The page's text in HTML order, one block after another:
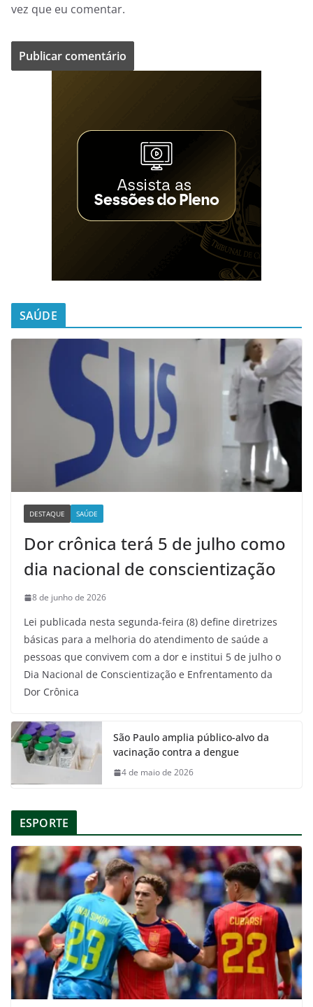
vez que eu comentar.
SAÚDE
DESTAQUE SAÚDE
Dor crônica terá 5 de julho como
dia nacional de conscientização
8 de junho de 2026
Lei publicada nesta segunda-feira (8) define diretrizes
básicas para a melhoria do atendimento de saúde a
pessoas que convivem com a dor e institui 5 de julho o
Dia Nacional de Conscientização e Enfrentamento da
Dor Crônica
São Paulo amplia público-alvo da
vacinação contra a dengue
4 de maio de 2026
ESPORTE